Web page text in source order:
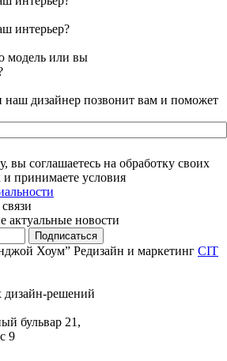
интерьер?
модель или вы
наш дизайнер позвонит вам и поможет
вы соглашаетесь на обработку своих
принимаете условия
актуальные новости
Хоум” Редизайн и маркетинг CIT
дизайн-решений
бульвар 21,
9